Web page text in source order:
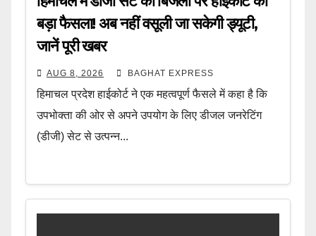
बड़ा फैसला! अब नहीं वसूली जा सकेगी ड्यूटी,
जानें पूरी खबर
AUG 8, 2026 BAGHAT EXPRESS
हिमाचल प्रदेश हाईकोर्ट ने एक महत्वपूर्ण फैसले में कहा है कि
उपभोक्ता की ओर से अपने उपयोग के लिए डीजल जनरेटिंग
(डीजी) सेट से उत्पन्न...